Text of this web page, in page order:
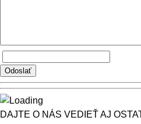
DAJTE O NÁS VEDIEŤ AJ